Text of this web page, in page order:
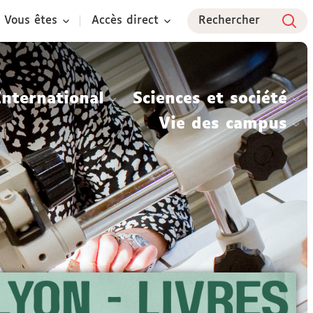
Vous êtes Accès direct Rechercher
Sciences et société
Vie des campus